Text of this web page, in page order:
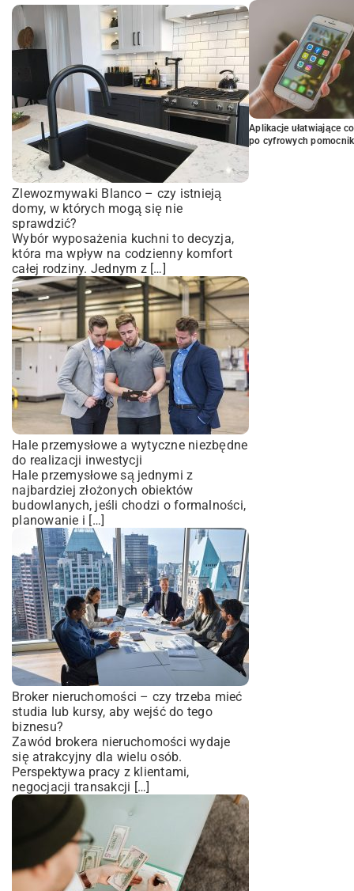
Zlewozmywaki Blanco – czy istnieją
domy, w których mogą się nie
sprawdzić?
Wybór wyposażenia kuchni to decyzja,
która ma wpływ na codzienny komfort
całej rodziny. Jednym z […]
Hale przemysłowe a wytyczne niezbędne
do realizacji inwestycji
Hale przemysłowe są jednymi z
najbardziej złożonych obiektów
budowlanych, jeśli chodzi o formalności,
planowanie i […]
Broker nieruchomości – czy trzeba mieć
studia lub kursy, aby wejść do tego
biznesu?
Zawód brokera nieruchomości wydaje
się atrakcyjny dla wielu osób.
Perspektywa pracy z klientami,
negocjacji transakcji […]
Aplikacje ułatwiające
po cyfrowych